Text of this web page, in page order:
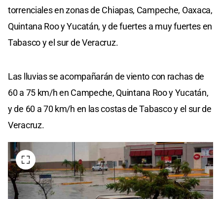
torrenciales en zonas de Chiapas, Campeche, Oaxaca,
Quintana Roo y Yucatán, y de fuertes a muy fuertes en
Tabasco y el sur de Veracruz.
Las lluvias se acompañarán de viento con rachas de
60 a 75 km/h en Campeche, Quintana Roo y Yucatán,
y de 60 a 70 km/h en las costas de Tabasco y el sur de
Veracruz.